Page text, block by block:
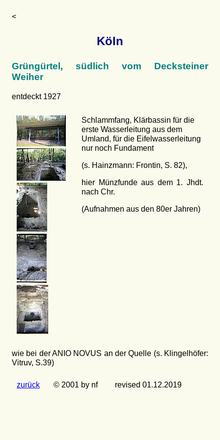
<
Köln
Grüngürtel, südlich vom Decksteiner
Weiher
entdeckt 1927
Schlammfang, Klärbassin für die
erste Wasserleitung aus dem
Umland, für die Eifelwasserleitung
nur noch Fundament
(s. Hainzmann: Frontin, S. 82),
hier Münzfunde aus dem 1. Jhdt.
nach Chr.
(Aufnahmen aus den 80er Jahren)
wie bei der ANIO NOVUS an der Quelle (s. Klingelhöfer:
Vitruv, S.39)
zurück © 2001 by nf revised 01.12.2019